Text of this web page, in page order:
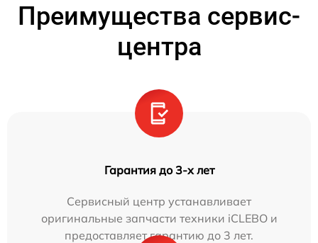
Преимущества сервис-
центра
Гарантия до 3-х лет
Сервисный центр устанавливает
оригинальные запчасти техники iCLEBO и
предоставляет гарантию до 3 лет.